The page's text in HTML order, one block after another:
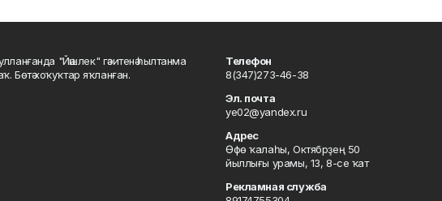
ҡулланғанда "Йәшлек" гәзитенә һылтанма
Бөтә хоҡуҡтар яҡланған.
Телефон
8(347)273-46-38
Эл. почта
ye02@yandex.ru
Адрес
Өфө ҡалаһы, Октябрҙең 50
йыллығы урамы, 13, 8-се ҡат
Рекламная служба